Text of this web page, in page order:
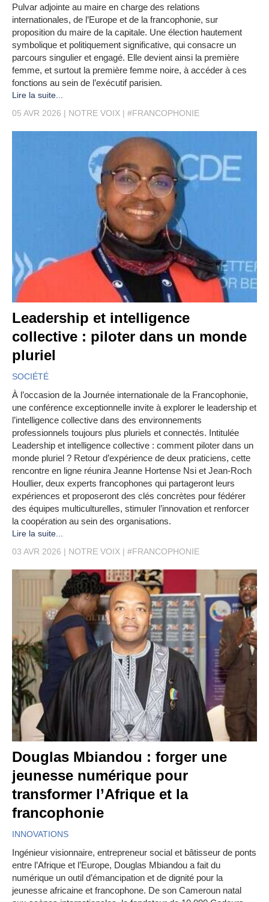
Pulvar adjointe au maire en charge des relations
internationales, de l’Europe et de la francophonie, sur
proposition du maire de la capitale. Une élection hautement
symbolique et politiquement significative, qui consacre un
parcours singulier et engagé. Elle devient ainsi la première
femme, et surtout la première femme noire, à accéder à ces
fonctions au sein de l’exécutif parisien.
Lire la suite...
05 AVR 2026
NOTRE VOIX #FRANCOPHONIE
Leadership et intelligence
collective : piloter dans un monde
pluriel
SOCIÉTÉ
À l’occasion de la Journée internationale de la Francophonie,
une conférence exceptionnelle invite à explorer le leadership et
l’intelligence collective dans des environnements
professionnels toujours plus pluriels et connectés. Intitulée
Leadership et intelligence collective : comment piloter dans un
monde pluriel ? Retour d’expérience de deux praticiens, cette
rencontre en ligne réunira Jeanne Hortense Nsi et Jean‑Roch
Houllier, deux experts francophones qui partageront leurs
expériences et proposeront des clés concrètes pour fédérer
des équipes multiculturelles, stimuler l’innovation et renforcer
la coopération au sein des organisations.
Lire la suite...
03 AVR 2026
NOTRE VOIX #FRANCOPHONIE
Douglas Mbiandou : forger une
jeunesse numérique pour
transformer l’Afrique et la
francophonie
INNOVATIONS
Ingénieur visionnaire, entrepreneur social et bâtisseur de ponts
entre l’Afrique et l’Europe, Douglas Mbiandou a fait du
numérique un outil d’émancipation et de dignité pour la
jeunesse africaine et francophone. De son Cameroun natal